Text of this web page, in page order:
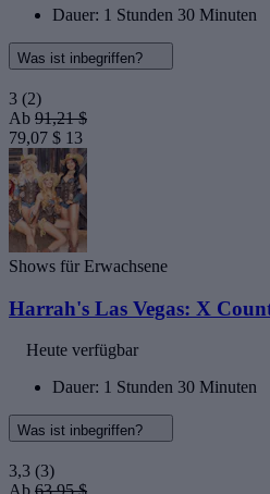
Dauer: 1 Stunden 30 Minuten
Was ist inbegriffen?
3 (2)
Ab 91,21 $
79,07 $ 13
Shows für Erwachsene
Harrah's Las Vegas: X
Heute verfügbar
Dauer: 1 Stunden 30 Minuten
Was ist inbegriffen?
3,3 (3)